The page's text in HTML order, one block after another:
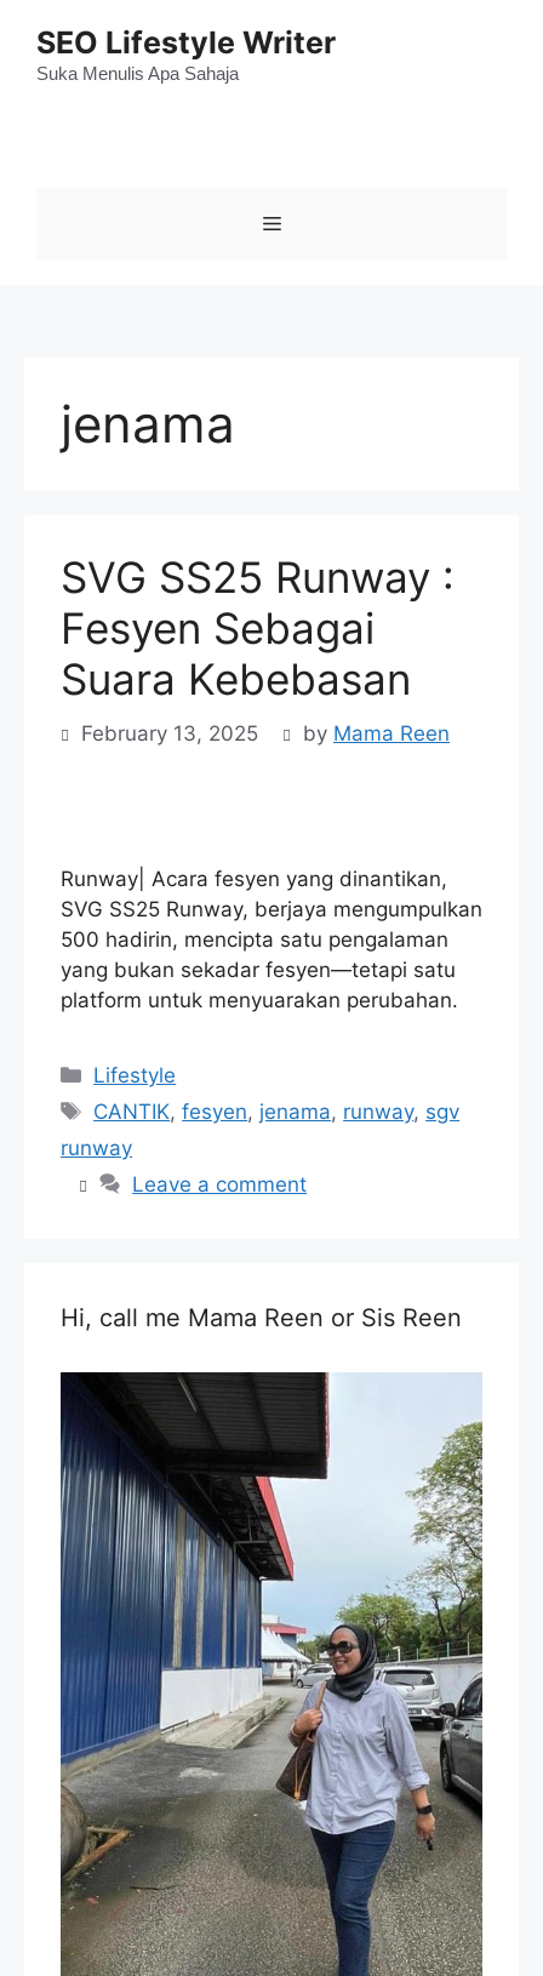
content
SEO Lifestyle Writer
Suka Menulis Apa Sahaja
Menu
jenama
SVG SS25 Runway :
Fesyen Sebagai
Suara Kebebasan
February 13, 2025 by Mama Reen
Runway| Acara fesyen yang dinantikan,
SVG SS25 Runway, berjaya mengumpulkan
500 hadirin, mencipta satu pengalaman
yang bukan sekadar fesyen—tetapi satu
platform untuk menyuarakan perubahan.
Categories
Lifestyle
Tags
CANTIK,fesyen, jenama, runway, sgv
runway
Leave a comment
Hi, call me Mama Reen or Sis Reen